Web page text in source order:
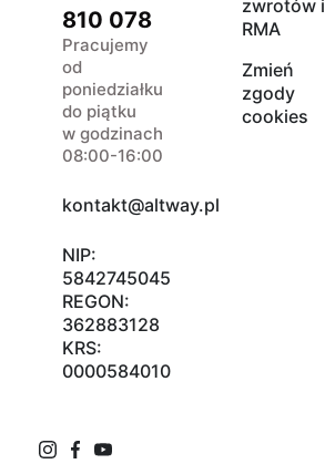
810 078
Pracujemy
od
poniedziałku
do piątku
w godzinach
08:00-16:00
kontakt@altway.pl
NIP:
5842745045
REGON:
362883128
KRS:
0000584010
zwrotów i
RMA
Zmień
zgody
cookies